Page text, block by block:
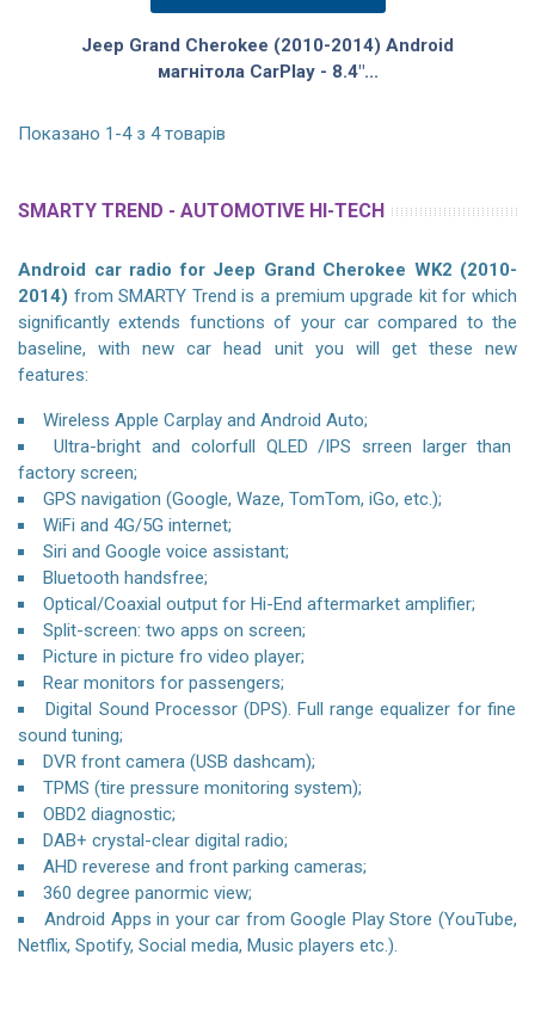
Jeep Grand Cherokee (2010-2014) Android
магнітола CarPlay - 8.4"...
Показано 1-4 з 4 товарів
SMARTY TREND - AUTOMOTIVE HI-TECH
Android car radio for Jeep Grand Cherokee WK2 (2010-
2014) from SMARTY Trend is a premium upgrade kit for which
significantly extends functions of your car compared to the
baseline, with new car head unit you will get these new
features:
Wireless Apple Carplay and Android Auto;
Ultra-bright and colorfull QLED /IPS srreen larger than
factory screen;
GPS navigation (Google, Waze, TomTom, iGo, etc.);
WiFi and 4G/5G internet;
Siri and Google voice assistant;
Bluetooth handsfree;
Optical/Coaxial output for Hi-End aftermarket amplifier;
Split-screen: two apps on screen;
Picture in picture fro video player;
Rear monitors for passengers;
Digital Sound Processor (DPS). Full range equalizer for fine
sound tuning;
DVR front camera (USB dashcam);
TPMS (tire pressure monitoring system);
OBD2 diagnostic;
DAB+ crystal-clear digital radio;
AHD reverese and front parking cameras;
360 degree panormic view;
Android Apps in your car from Google Play Store (YouTube,
Netflix, Spotify, Social media, Music players etc.).